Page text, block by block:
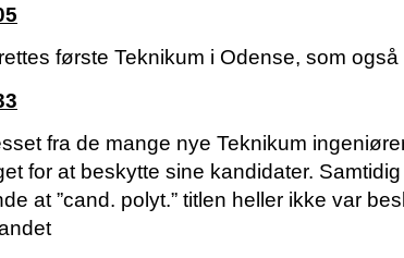
første Teknikum i Odense, som
fra de mange nye Teknikum
for at beskytte sine kandidater.
at ”cand. polyt.” titlen heller ikke var